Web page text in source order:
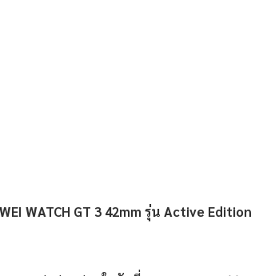
WATCH GT 3 42mm รุ่น Active Edition